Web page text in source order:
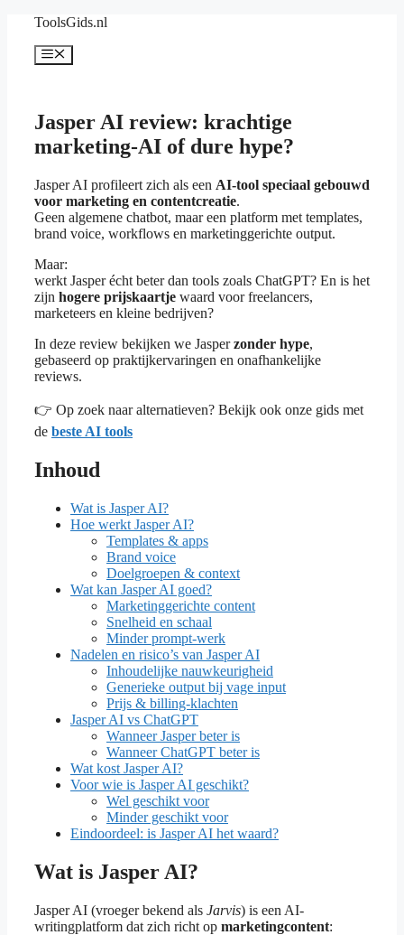
Spring
inhoud
ToolsGids.nl
Menu
Jasper AI review: krachtige
marketing-AI of dure hype?
Jasper AI profileert zich als een AI-tool speciaal gebouwd
voor marketing en contentcreatie.
Geen algemene chatbot, maar een platform met templates,
brand voice, workflows en marketinggerichte output.
Maar:
werkt Jasper écht beter dan tools zoals ChatGPT? En is het
zijn hogere prijskaartje waard voor freelancers,
marketeers en kleine bedrijven?
In deze review bekijken we Jasperzonder hype,
gebaseerd op praktijkervaringen en onafhankelijke
reviews.
👉 Op zoek naar alternatieven? Bekijk ook onze gids met
de beste AI tools
Inhoud
Wat is Jasper AI?
Hoe werkt Jasper AI?
Templates & apps
Brand voice
Doelgroepen & context
Wat kan Jasper AI goed?
Marketinggerichte content
Snelheid en schaal
Minder prompt-werk
Nadelen en risico’s van Jasper AI
Inhoudelijke nauwkeurigheid
Generieke output bij vage input
Prijs & billing-klachten
Jasper AI vs ChatGPT
Wanneer Jasper beter is
Wanneer ChatGPT beter is
Wat kost Jasper AI?
Voor wie is Jasper AI geschikt?
Wel geschikt voor
Minder geschikt voor
Eindoordeel: is Jasper AI het waard?
Wat is Jasper AI?
Jasper AI (vroeger bekend als Jarvis) is een AI-
writingplatform dat zich richt op marketingcontent: